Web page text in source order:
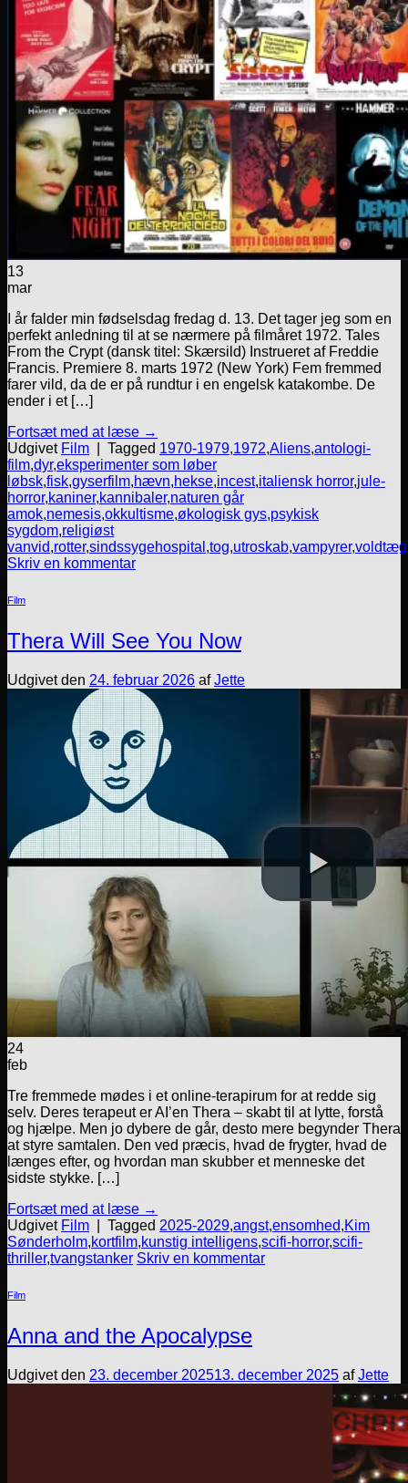
13
mar
I år falder min fødselsdag fredag d. 13. Det tager jeg som en
perfekt anledning til at se nærmere på filmåret 1972. Tales
From the Crypt (dansk titel: Skærsild) Instrueret af Freddie
Francis. Premiere 8. marts 1972 (New York) Fem fremmed
farer vild, da de er på rundtur i en engelsk katakombe. De
ender i et […]
Fortsæt med at læse →
Udgivet Film Tagged 1970-1979,1972,Aliens,antologi-
film,dyr,eksperimenter som løber
løbsk,fisk,gyserfilm,hævn,hekse,incest,italiensk horror,jule-
horror,kaniner,kannibaler,naturen går
amok,nemesis,okkultisme,økologisk gys,psykisk
sygdom,religiøst
vanvid,rotter,sindssygehospital ,tog,utroskab,vampyrer,
Skriv en kommentar
Film
Thera Will See You Now
Udgivet den 24. februar 2026 afJette
24
feb
Tre fremmede mødes i et online-terapirum for at redde sig
selv. Deres terapeut er AI’en Thera – skabt til at lytte, forstå
og hjælpe. Men jo dybere de går, desto mere begynder Thera
at styre samtalen. Den ved præcis, hvad de frygter, hvad de
længes efter, og hvordan man skubber et menneske det
sidste stykke. […]
Fortsæt med at læse →
Udgivet Film Tagged 2025-2029,angst,ensomhed,Kim
Sønderholm,kortfilm,kunstig intelligens,scifi-horror,scifi-
thriller,tvangstanker Skriv en kommentar
Film
Anna and the Apocalypse
Udgivet den 23. december 202513. december 2025 afJette